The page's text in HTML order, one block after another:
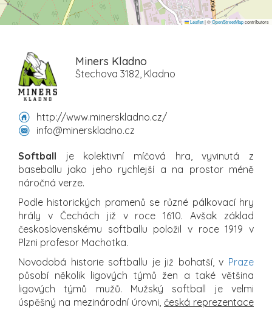
Leaflet|©OpenStreetMapcontributors
Miners Kladno
Štechova 3182, Kladno
http://www.minerskladno.cz/
info@minerskladno.cz
Softball je kolektivní míčová hra, vyvinutá z
baseballu jako jeho rychlejší a na prostor méně
náročná verze.
Podle historických pramenů se různé pálkovací hry
hrály v Čechách již v roce 1610. Avšak základ
československému softballu položil v roce 1919 v
Plzni profesor Machotka.
Novodobá historie softballu je již bohatší, v Praze
působí několik ligových týmů žen a také většina
ligových týmů mužů. Mužský softball je velmi
úspěšný na mezinárodní úrovni, česká reprezentace